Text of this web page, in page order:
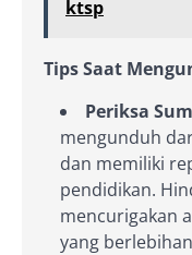
ktsp
Tips Saat
Periksa
mengunduh
dan memiliki
pendidikan.
mencurigakan
yang